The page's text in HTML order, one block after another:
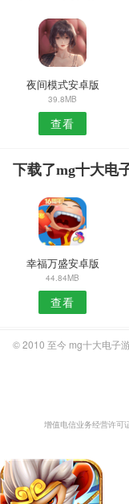
夜间模式安卓版
39.8MB
查看
下载了mg十大电
幸福万盛安卓版
44.84MB
查看
© 2010 至今 mg十大电子
增值电信业务经营许可